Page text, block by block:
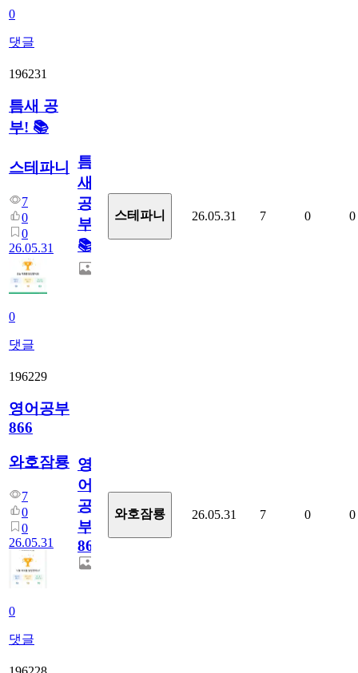
0
댓글
196231
틈새 공
부! 📚
스테파니
7
0
0
26.05.31
0
댓글
틈
새
공
부!
📚
스테파니 26.05.31 7 0 0
196229
영어공부
866
와호잠룡
7
0
0
26.05.31
0
댓글
영
어
공
부
866
와호잠룡 26.05.31 7 0 0